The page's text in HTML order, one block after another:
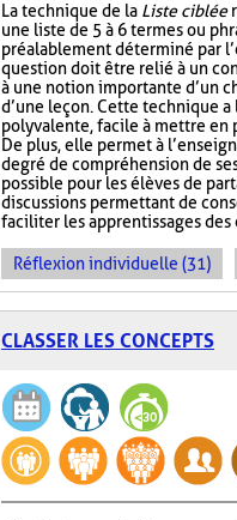
La technique de la Liste ciblée
une liste de 5 à 6 termes ou
préalablement déterminé par
question doit être relié à un
à une notion importante d’un
d’une leçon. Cette technique a
polyvalente, facile à mettre en
De plus, elle permet à
degré de compréhension de
possible pour les élèves de
discussions permettant de
faciliter les apprentissages
Réflexion individuelle (31)
CLASSER LES CONCEPTS